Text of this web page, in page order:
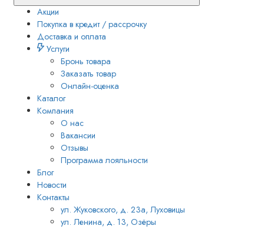
Акции
Покупка в кредит / рассрочку
Доставка и оплата
Услуги
Бронь товара
Заказать товар
Онлайн-оценка
Каталог
Компания
О нас
Вакансии
Отзывы
Программа лояльности
Блог
Новости
Контакты
ул. Жуковского, д. 23а, Луховицы
ул. Ленина, д. 13, Озёры